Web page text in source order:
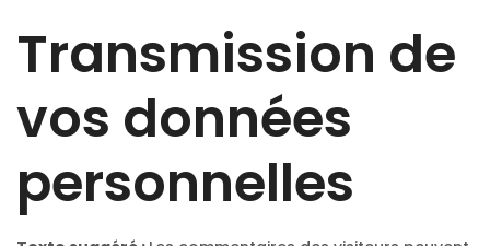
Transmission de
vos données
personnelles